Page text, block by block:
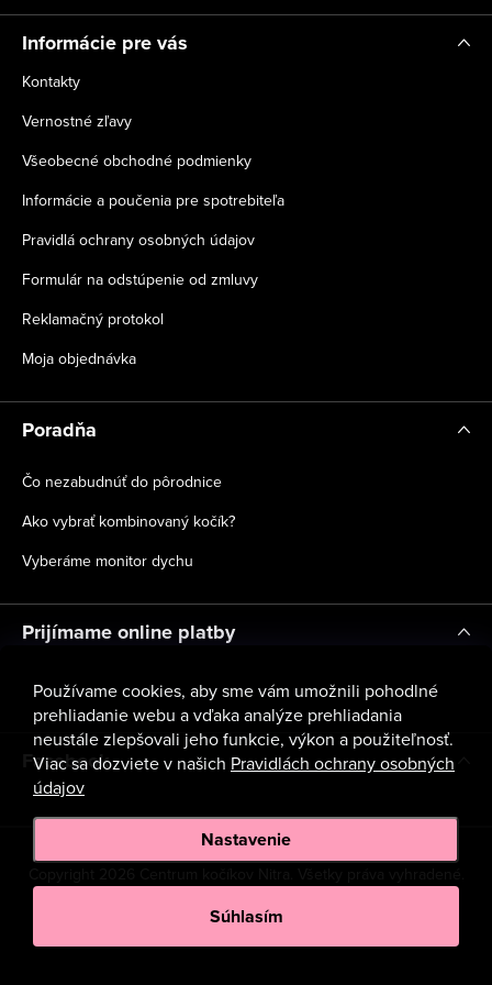
Používame cookies, aby sme vám umožnili pohodlné
prehliadanie webu a vďaka analýze prehliadania
neustále zlepšovali jeho funkcie, výkon a použiteľnosť.
Viac sa dozviete v našich Pravidlách ochrany osobných
údajov
Nastavenie
Súhlasím
e
Informácie pre vás
Kontakty
Vernostné zľavy
Všeobecné obchodné podmienky
Informácie a poučenia pre spotrebiteľa
Pravidlá ochrany osobných údajov
Formulár na odstúpenie od zmluvy
Reklamačný protokol
Moja objednávka
Poradňa
Čo nezabudnúť do pôrodnice
Ako vybrať kombinovaný kočík?
Vyberáme monitor dychu
Prijímame online platby
Facebook